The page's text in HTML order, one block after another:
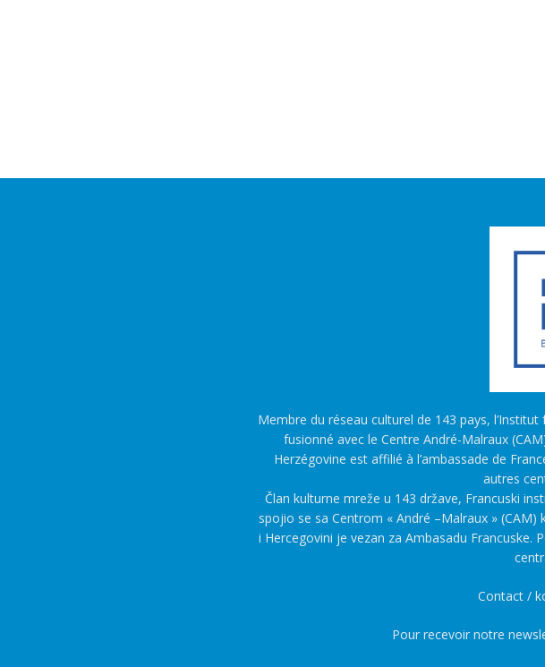
Membre du réseau culturel de 143 pays,
fusionné avec le Centre André-Malraux
Herzégovine est affilié à l’ambassade de
autres
Član kulturne mreže u 143 države, Francuski
spojio se sa Centrom « André –Malraux »
i Hercegovini je vezan za Ambasadu
Contact /
Pour recevoir notre